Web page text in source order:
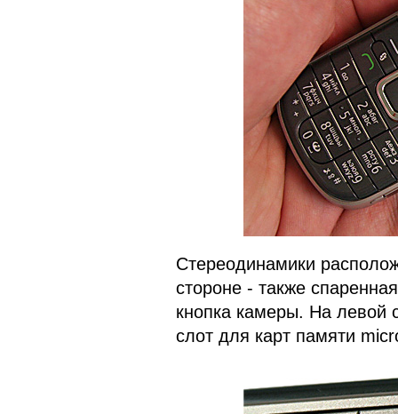
Стереодинамики
стороне - также
кнопка камеры. На левой
слот для карт памяти